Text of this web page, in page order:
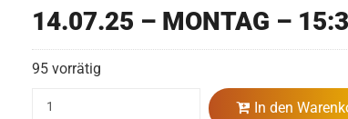
14.07.25 – MONTAG –
95 vorrätig
In den